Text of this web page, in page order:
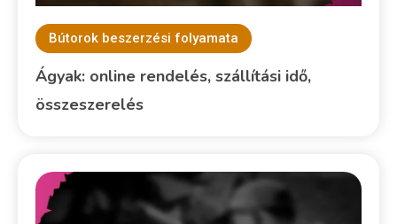
Bútorok beszerzési folyamata
Ágyak: online rendelés, szállítási idő,
összeszerelés